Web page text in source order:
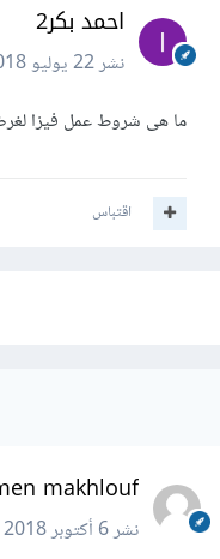
احمد بكر2
نشر22 يوليو 2018
ما هى شروط عمل فيزا
اقتباس
makhlouf
نشر6 أكتوبر 2018